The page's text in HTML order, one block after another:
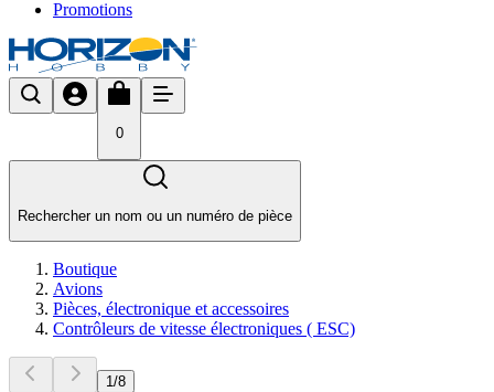
Promotions
0
Rechercher un nom ou un numéro de pièce
Boutique
Avions
Pièces, électronique et accessoires
Contrôleurs de vitesse électroniques ( ESC)
1/8